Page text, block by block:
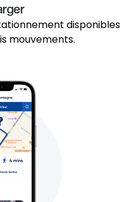
disponibles
mouvements.